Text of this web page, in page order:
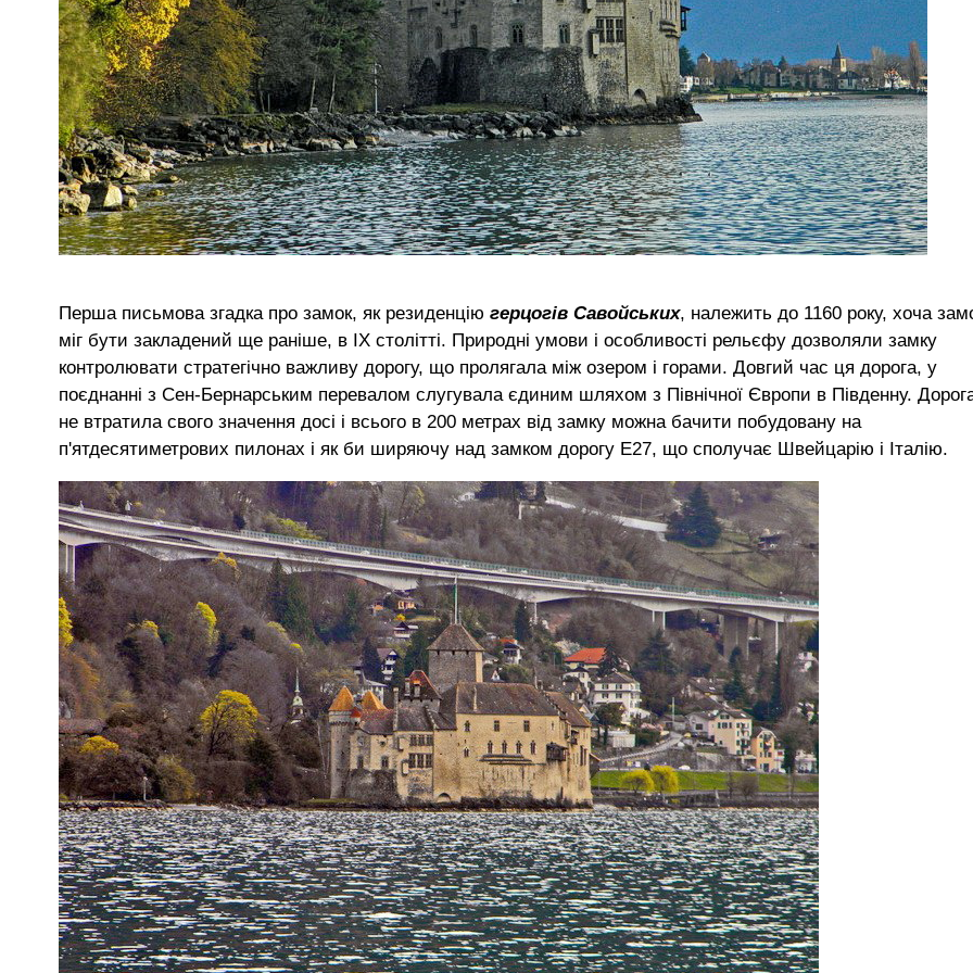
Перша письмова згадка про замок, як резиденцію герцогів Савойських, належить до 1160 року, хоча
міг бути закладений ще раніше, в IX столітті. Природні умови і особливості рельєфу дозволяли замку
контролювати стратегічно важливу дорогу, що пролягала між озером і горами. Довгий час ця дорога, у
поєднанні з Сен-Бернарським перевалом слугувала єдиним шляхом з Північної Європи в Південну.
не втратила свого значення досі і всього в 200 метрах від замку можна бачити побудовану на
п'ятдесятиметрових пилонах і як би ширяючу над замком дорогу Е27, що сполучає Швейцарію і Італію.